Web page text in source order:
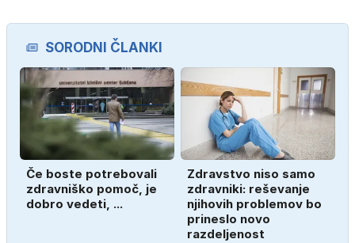
SORODNI ČLANKI
Če boste potrebovali
zdravniško pomoč, je
dobro vedeti, ...
Zdravstvo niso samo
zdravniki: reševanje
njihovih problemov bo
prineslo novo
razdeljenost